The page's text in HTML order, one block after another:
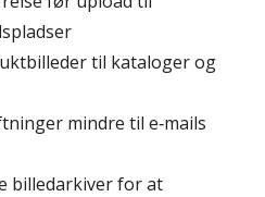
til kataloger og
mindre til e‑mails
billedarkiver for at